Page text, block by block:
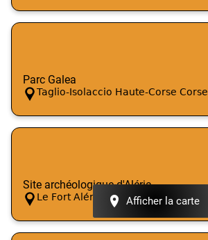
Parc Galea
Taglio-Isolaccio Haute-Corse Corse
Site archéologique d'Aléria
Le Fort Aléria Haute-Corse
Afficher la carte